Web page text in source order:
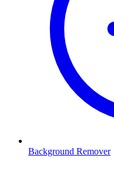
Background Remover